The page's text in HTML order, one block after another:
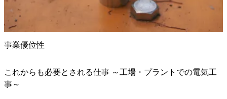
事業優位性
これからも必要とされる仕事 ～工場・プラントでの電気工
事～